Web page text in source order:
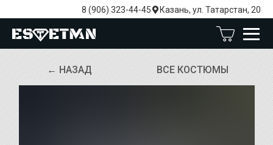
8 (906) 323-44-45 Казань, ул. Татарстан, 20
ВСЕ КОСТЮМЫ
← НАЗАД